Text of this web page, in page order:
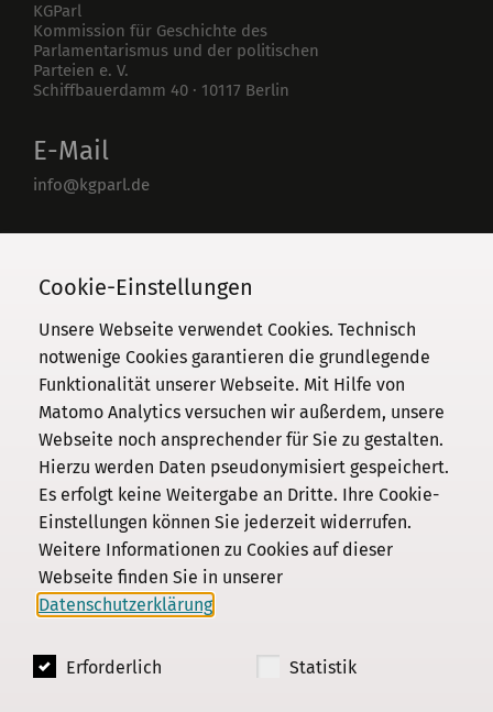
KGParl
Kommission für Geschichte des
Parlamentarismus und der politischen
Parteien e. V.
Schiffbauerdamm 40 · 10117 Berlin
E-Mail
info@kgparl.de
030 / 206 33 94-0
Kommission
Institut
Forschung
Publikationen
Datenschutz
Impressum
Kontakt
Cookie-Einstellungen
Unsere Webseite verwendet Cookies. Technisch
notwenige Cookies garantieren die grundlegende
Funktionalität unserer Webseite. Mit Hilfe von
Matomo Analytics versuchen wir außerdem, unsere
Webseite noch ansprechender für Sie zu gestalten.
Hierzu werden Daten pseudonymisiert gespeichert.
Es erfolgt keine Weitergabe an Dritte. Ihre Cookie-
Einstellungen können Sie jederzeit widerrufen.
Weitere Informationen zu Cookies auf dieser
Webseite finden Sie in unserer
Datenschutzerklärung
Erforderlich Statistik